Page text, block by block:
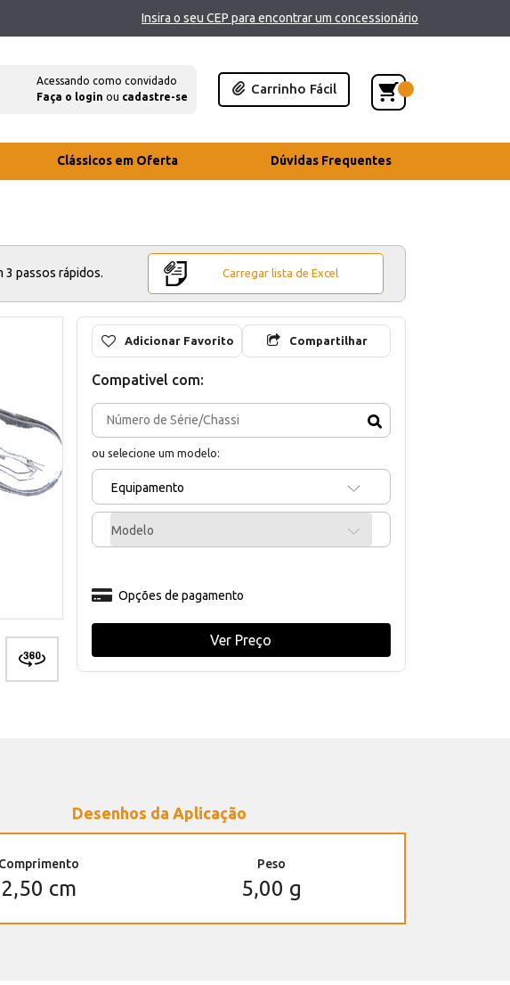
Insira o seu CEP para encontrar um concessionário
Acessando como convidado
Faça o login ou cadastre-se
Carrinho Fácil
Clássicos em Oferta Dúvidas Frequentes
3 passos rápidos. Carregar lista de Excel
Adicionar Favorito Compartilhar
Compativel com:
ou selecione um modelo:
Equipamento
Modelo
Opções de pagamento
Ver Preço
Desenhos da Aplicação
Comprimento
2,50 cm
Peso
5,00 g